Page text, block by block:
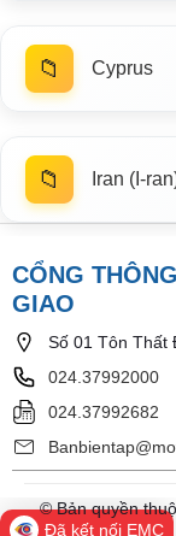
📁 Cyprus
📁 Iran (I-
CỔNG
GIAO
Số 01 Tôn Thất
024.37992000
024.37992682
© Bản quyền
Đã kết nối EMC